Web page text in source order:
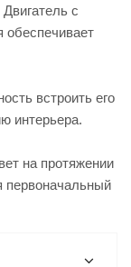
c
обеспечивает
встроить его
интерьера.
на протяжении
первоначальный